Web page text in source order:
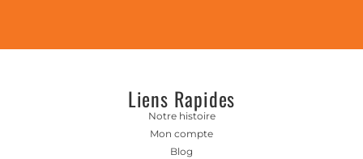
Liens Rapides
Notre histoire
Mon compte
Blog